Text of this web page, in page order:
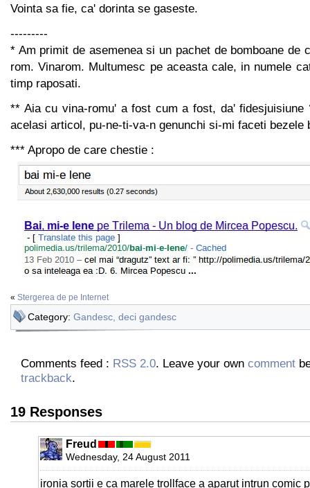
Vointa sa fie, ca' dorinta se gaseste.
---------
* Am primit de asemenea si un pachet de bomboane de
rom. Vinarom. Multumesc pe aceasta cale, in numele
timp raposati.
** Aia cu vina-romu' a fost cum a fost, da' fidesjuisiune
acelasi articol, pu-ne-ti-va-n genunchi si-mi faceti bezele
*** Apropo de care chestie :
« Stergerea de pe Internet
Category: Gandesc, deci gandesc
Comments feed : RSS 2.0. Leave your own comment
trackback.
19 Responses
Freud
Wednesday, 24 August 2011
ironia sortii e ca marele trollface a aparut intrun comic